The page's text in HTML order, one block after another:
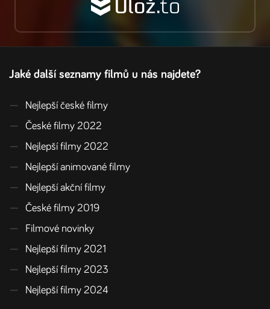
Jaké další seznamy filmů u nás najdete?
—
Nejlepší české filmy
—
České filmy 2022
—
Nejlepší filmy 2022
—
Nejlepší animované filmy
—
Nejlepší akční filmy
—
České filmy 2019
—
Filmové novinky
—
Nejlepší filmy 2021
—
Nejlepší filmy 2023
—
Nejlepší filmy 2024